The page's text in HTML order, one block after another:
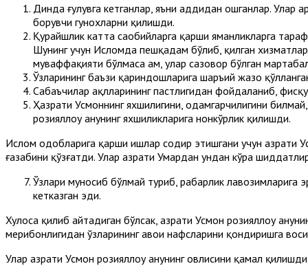
Динда ғулувга кетганлар, яъни ҳаддидан ошганлар. Улар
борувчи гунохларни қилишди.
Қурайшлик катта саҳобийларга қарши яманликларга
Шунинг учун Исломда пешқадам бўлиб, қилган
муваффақияти бўлмаса ҳам, улар сазовор бўлган
Ўзларининг баъзи қариндошларига шаръий жазо
Сабаъчилар ақлларининг пастлигидан фойдаланиб,
Ҳазрати Усмоннинг яхшилигини, одамгарчилигини
розияллоҳу анҳунинг яхшиликларига нонкўрлик қилишди.
Ислом одобларига қарши ишлар содир этишгани учун ҳазрати
ғазабини қўзғатди. Улар ҳазрати Умардан ундан кўра
Ўзлари муносиб бўлмай туриб, раҳбарлик лавозимларига
кетказган эди.
Хулоса қилиб айтадиган бўлсак, ҳазрати Усмон розияллоҳу
меҳрибонлигидан ўзларининг ҳавои нафсларини қондиришга
Улар ҳазрати Усмон розияллоҳу анҳунинг ҳовлисини қамал